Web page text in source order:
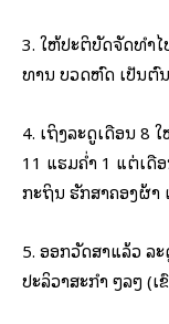
3. ໃຫ້ປະຕິບັດຈັດທໍາ
ທານ ບວດຫົດ ເປັນຕົ້
4. ເຖິງລະດູເດືອນ 8
11 ແຮມຄໍ່າ 1 ແຕ່ເດື
ກະຖິນ ຮັກສາຄອງຜ້າ
5. ອອກວັດສາແລ້ວ ລ
ປະລິວາສະກໍາ ໆລໆ (ເ